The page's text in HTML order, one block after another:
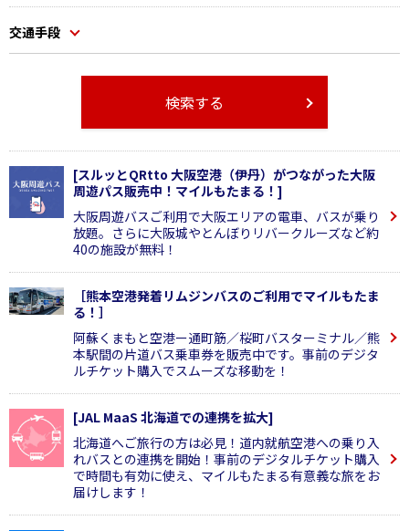
交通手段
検索する
[スルッとQRtto 大阪空港（伊丹）がつながった大阪
周遊パス販売中！マイルもたまる！]
大阪周遊バスご利用で大阪エリアの電車、バスが乗り
放題。さらに大阪城やとんぼりリバークルーズなど約
40の施設が無料！
［熊本空港発着リムジンバスのご利用でマイルもたま
る！］
阿蘇くまもと空港ー通町筋／桜町バスターミナル／熊
本駅間の片道バス乗車券を販売中です。事前のデジタ
ルチケット購入でスムーズな移動を！
[JAL MaaS 北海道での連携を拡大]
北海道へご旅行の方は必見！道内就航空港への乗り入
れバスとの連携を開始！事前のデジタルチケット購入
で時間も有効に使え、マイルもたまる有意義な旅をお
届けします！